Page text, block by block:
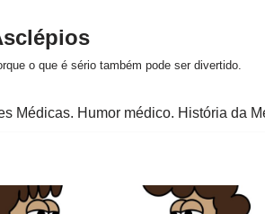
o que é sério também pode ser divertido.
Médicas. Humor médico. História da